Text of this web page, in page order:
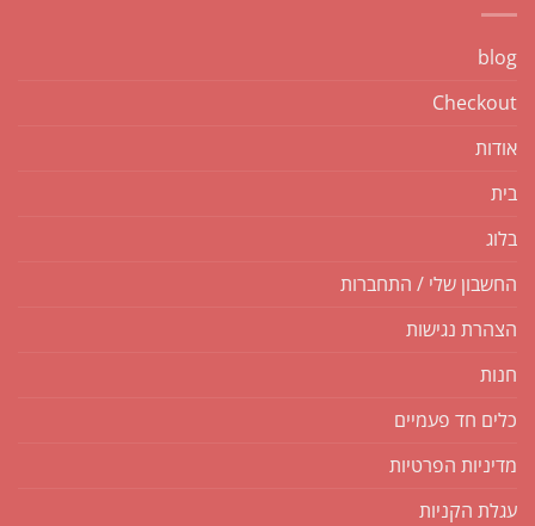
blog
Checkout
אודות
בית
בלוג
החשבון שלי / התחברות
הצהרת נגישות
חנות
כלים חד פעמיים
מדיניות הפרטיות
עגלת הקניות